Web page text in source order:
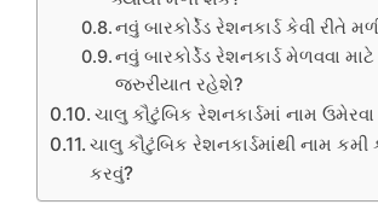
નવું બારકોર્ડેડ રેશનકાર્ડ કેવી રીતે
નવું બારકોર્ડેડ રેશનકાર્ડ મેળવવા
જરુરીયાત રહેશે?
ચાલુ કૌટુંબિક રેશનકાર્ડમાં નામ
ચાલુ કૌટુંબિક રેશનકાર્ડમાંથી નામ કમી
કરવું?